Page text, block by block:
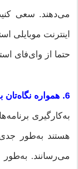
می‌دهند. سعی
اینترنت موبایلی
حتما از وای‌فای
6. همواره نگاه‌تان به سمت برنامه‌ها باشد
به‌کارگیری
هستند به‌طور
می‌رسانند.